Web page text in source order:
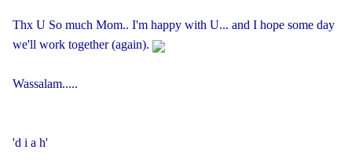
Thx U So much Mom.. I'm happy with U... and I hope some day
we'll work together (again).
Wassalam.....
'd i a h'